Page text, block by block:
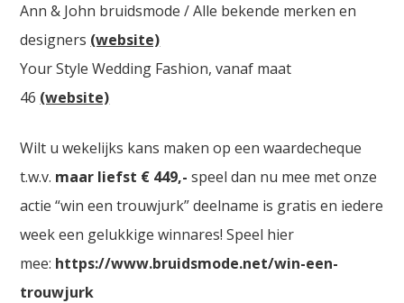
Ann & John bruidsmode / Alle bekende merken en
designers (website)
Your Style Wedding Fashion, vanaf maat
46 (website)
Wilt u wekelijks kans maken op een waardecheque
t.w.v. maar liefst € 449,- speel dan nu mee met onze
actie “win een trouwjurk” deelname is gratis en iedere
week een gelukkige winnares! Speel hier
mee: https://www.bruidsmode.net/win-een-
trouwjurk